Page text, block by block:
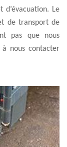
d’évacuation. Le
de transport de
pas que nous
à nous contacter